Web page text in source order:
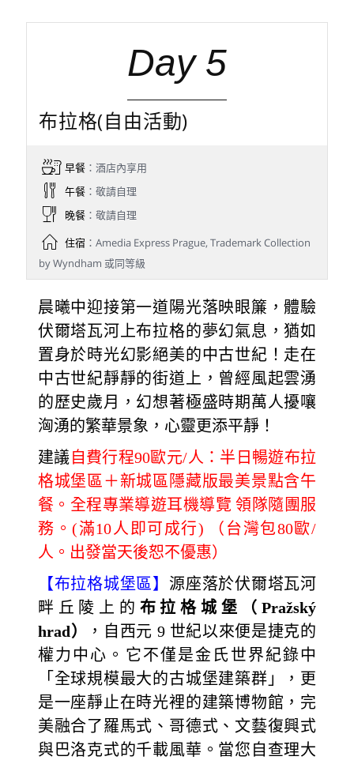
Day 5
布拉格(自由活動)
早餐：酒店內享用
午餐：敬請自理
晚餐：敬請自理
住宿：Amedia Express Prague, Trademark Collection
by Wyndham 或同等級
晨曦中迎接第一道陽光落映眼簾，體驗
伏爾塔瓦河上布拉格的夢幻氣息，猶如
置身於時光幻影絕美的中古世紀！走在
中古世紀靜靜的街道上，曾經風起雲湧
的歷史歲月，幻想著極盛時期萬人擾嚷
洶湧的繁華景象，心靈更添平靜！
建議 自費行程90歐元/人：半日暢遊布拉
格城堡區＋新城區隱藏版最美景點含午
餐。全程專業導遊耳機導覽 領隊隨團服
務。(滿10人即可成行) （台灣包80歐/
人。出發當天後恕不優惠）
【布拉格城堡區】 源座落於伏爾塔瓦河
畔丘陵上的 布拉格城堡（Pražský
hrad）
，自西元 9 世紀以來便是捷克的
權力中心。它不僅是金氏世界紀錄中
「全球規模最大的古城堡建築群」，更
是一座靜止在時光裡的建築博物館，完
美融合了羅馬式、哥德式、文藝復興式
與巴洛克式的千載風華。當您自查理大